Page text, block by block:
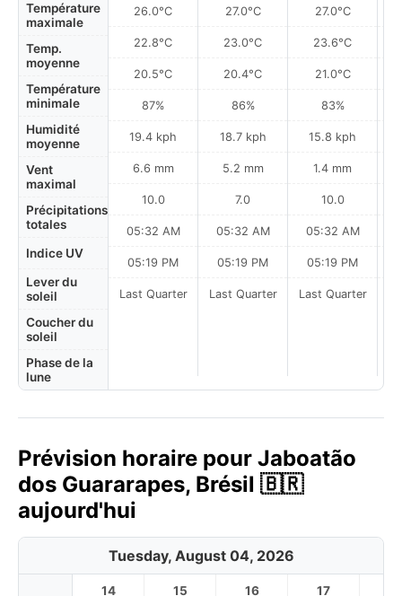
Température
maximale
Temp.
moyenne
Température
minimale
Humidité
moyenne
Vent
maximal
Précipitations
totales
Indice UV
Lever du
soleil
Coucher du
soleil
Phase de la
lune
26.0°C
22.8°C
20.5°C
87%
19.4 kph
6.6 mm
10.0
05:32 AM
05:19 PM
Last Quarter
27.0°C
23.0°C
20.4°C
86%
18.7 kph
5.2 mm
7.0
05:32 AM
05:19 PM
Last Quarter
27.0°C
23.6°C
21.0°C
83%
15.8 kph
1.4 mm
10.0
05:32 AM
05:19 PM
Last Quarter
Prévision horaire pour Jaboatão
dos Guararapes, Brésil 🇧🇷
aujourd'hui
Tuesday, August 04, 2026
14 15 16 17